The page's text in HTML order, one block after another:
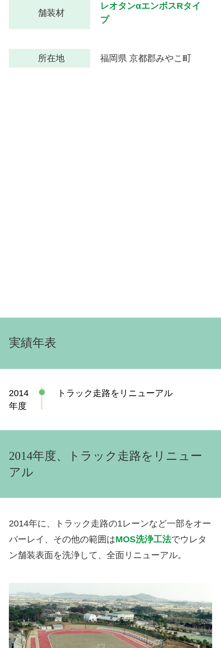
舗装材
レオタンαエンボスRタイ
プ
所在地 福岡県 京都郡みやこ町
実績年表
2014
年度
トラック走路をリニューアル
2014年度、トラック走路をリニュー
アル
2014年に、トラック走路の1レーンなど一部をオー
バーレイ、その他の範囲はMOS洗浄工法でウレタ
ン舗装表面を洗浄して、全面リニューアル。